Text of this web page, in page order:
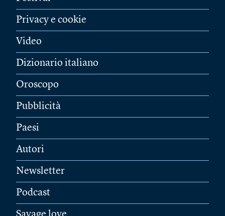
Privacy e cookie
Video
Dizionario italiano
Oroscopo
Pubblicità
Paesi
Autori
Newsletter
Podcast